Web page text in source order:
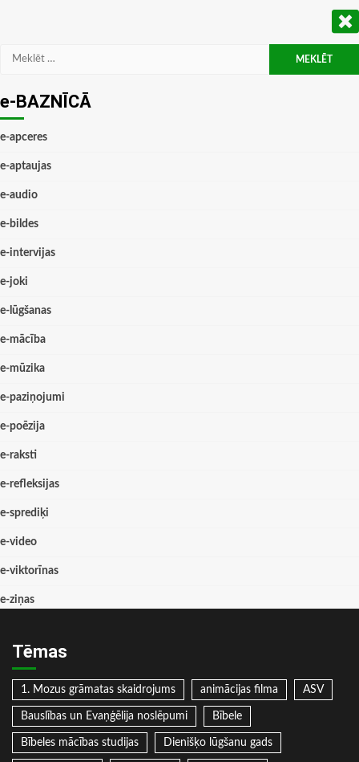
Meklēt:
e-BAZNĪCĀ
e-apceres
e-aptaujas
e-audio
e-bildes
e-intervijas
e-joki
e-lūgšanas
e-mācība
e-mūzika
e-paziņojumi
e-poēzija
e-raksti
e-refleksijas
e-sprediķi
e-video
e-viktorīnas
e-ziņas
Tēmas
1. Mozus grāmatas skaidrojums animācijas filma ASV
Bauslības un Evaņģēlija noslēpumi Bībele
Bībeles mācības studijas Dienišķo lūgšanu gads